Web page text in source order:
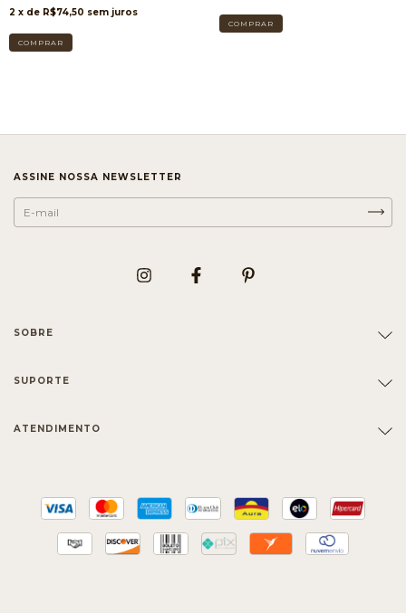
2 x de R$74,50 sem juros
ASSINE NOSSA NEWSLETTER
SOBRE
SUPORTE
ATENDIMENTO